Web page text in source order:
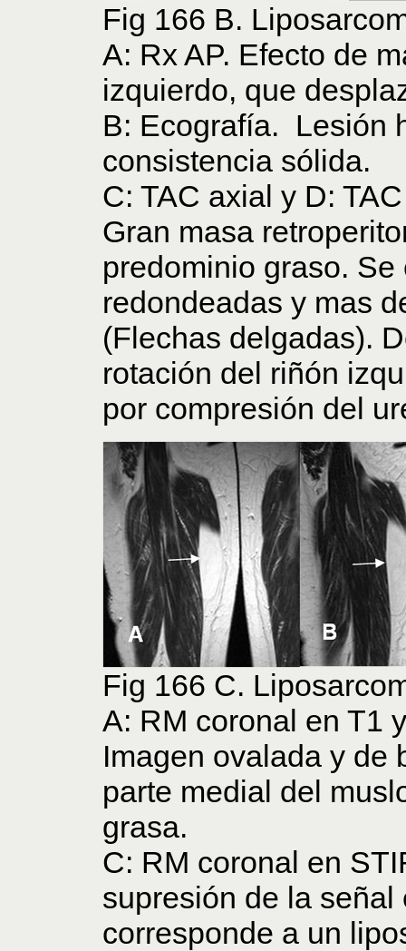
Fig 166 B.
A: Rx AP. Efecto de
izquierdo, que
B: Ecografía. Lesión
consistencia sólida.
C: TAC axial y D:
Gran masa
predominio graso.
redondeadas y mas
(Flechas delgadas).
rotación del riñón
por compresión del
Fig 166 C.
A: RM coronal en T1
Imagen ovalada y de
parte medial del
grasa.
C: RM coronal en
supresión de la
corresponde a un